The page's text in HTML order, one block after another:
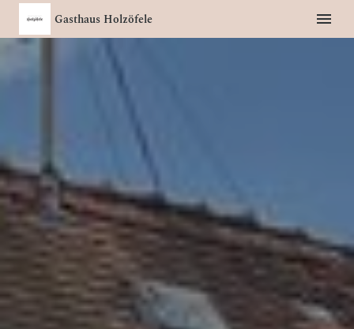
Gasthaus Holzöfele